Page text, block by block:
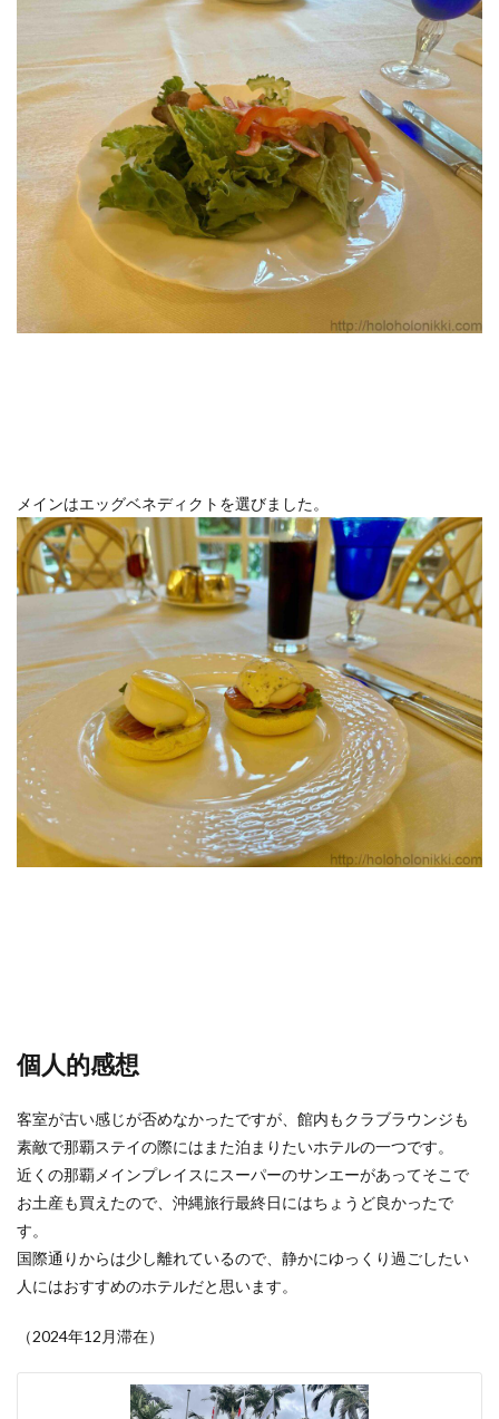
メインはエッグベネディクトを選びました。
個人的感想
客室が古い感じが否めなかったですが、館内もクラブラウンジも
素敵で那覇ステイの際にはまた泊まりたいホテルの一つです。
近くの那覇メインプレイスにスーパーのサンエーがあってそこで
お土産も買えたので、沖縄旅行最終日にはちょうど良かったで
す。
国際通りからは少し離れているので、静かにゆっくり過ごしたい
人にはおすすめのホテルだと思います。
（2024年12月滞在）